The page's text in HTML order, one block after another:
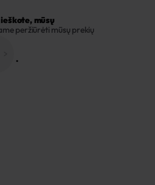
mūsų
peržiūrėti mūsų prekių
.